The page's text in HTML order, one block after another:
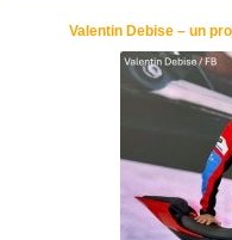
Valentin Debise – un